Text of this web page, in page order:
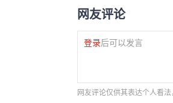
网友评论
登录后可以发言
网友评论仅供其表达个人看